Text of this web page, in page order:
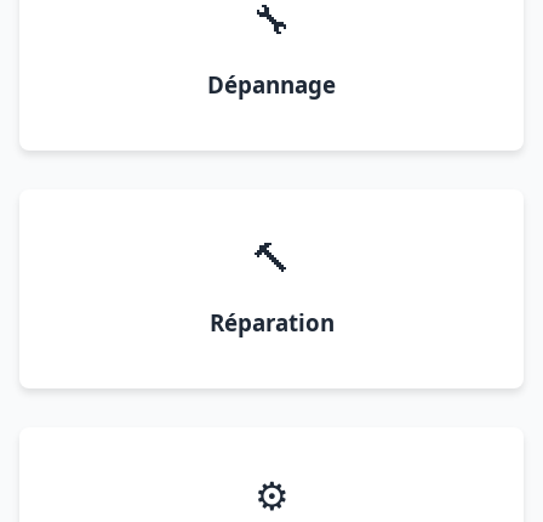
🔧
Dépannage
🔨
Réparation
⚙️